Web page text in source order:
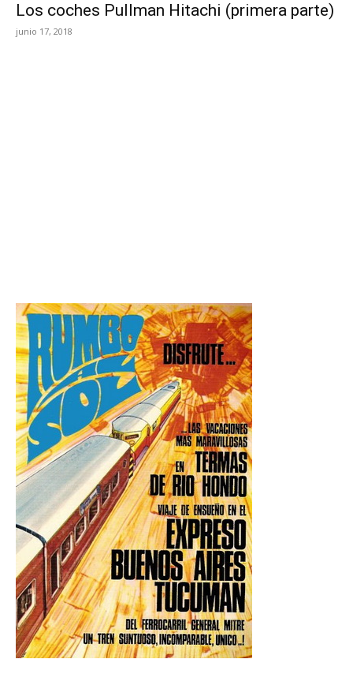
Los coches Pullman Hitachi (primera parte)
junio 17, 2018